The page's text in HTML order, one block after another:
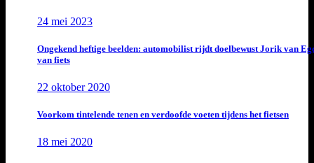
24 mei 2023
Ongekend heftige beelden: automobilist rijdt doelbewust Jorik van
van fiets
22 oktober 2020
Voorkom tintelende tenen en verdoofde voeten tijdens het fietsen
18 mei 2020